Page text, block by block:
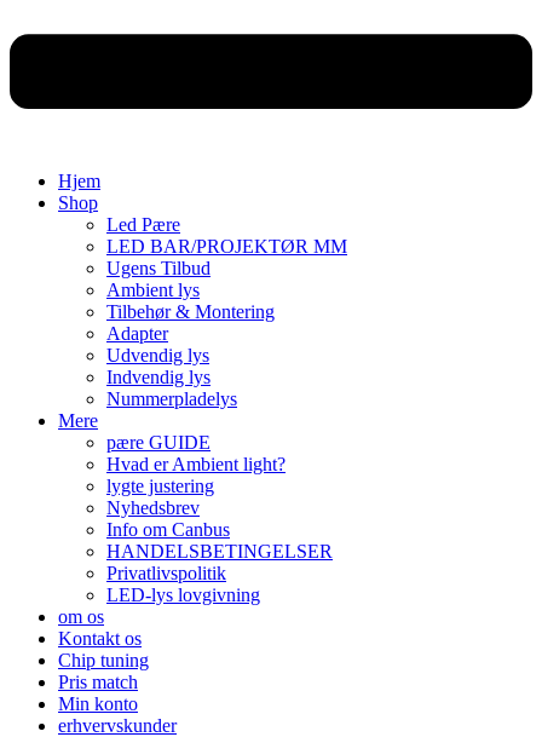
Hjem
Shop
Led Pære
LED BAR/PROJEKTØR MM
Ugens Tilbud
Ambient lys
Tilbehør & Montering
Adapter
Udvendig lys
Indvendig lys
Nummerpladelys
Mere
pære GUIDE
Hvad er Ambient light?
lygte justering
Nyhedsbrev
Info om Canbus
HANDELSBETINGELSER
Privatlivspolitik
LED-lys lovgivning
om os
Kontakt os
Chip tuning
Pris match
Min konto
erhvervskunder